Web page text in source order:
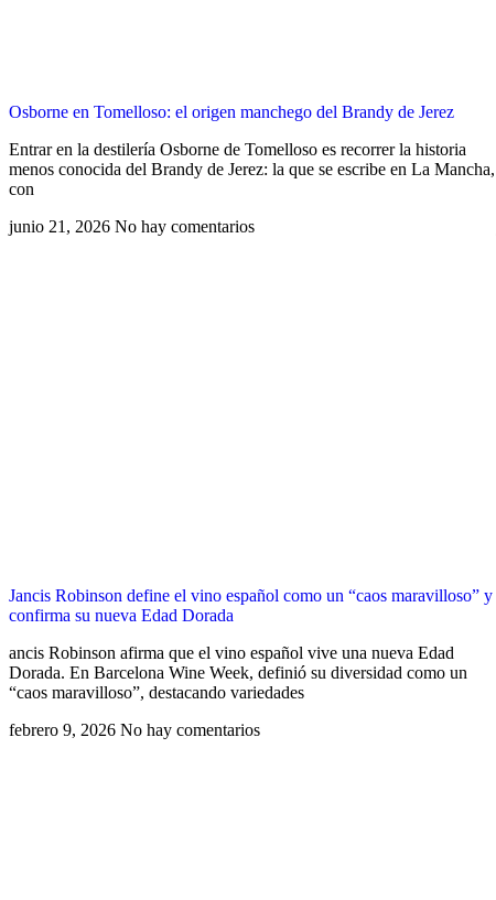
Osborne en Tomelloso: el origen manchego del Brandy de Jerez
Entrar en la destilería Osborne de Tomelloso es recorrer la historia
menos conocida del Brandy de Jerez: la que se escribe en La Mancha,
con
junio 21, 2026 No hay comentarios
Jancis Robinson define el vino español como un “caos maravilloso” y
confirma su nueva Edad Dorada
ancis Robinson afirma que el vino español vive una nueva Edad
Dorada. En Barcelona Wine Week, definió su diversidad como un
“caos maravilloso”, destacando variedades
febrero 9, 2026 No hay comentarios